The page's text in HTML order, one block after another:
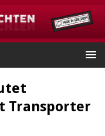
Transporter